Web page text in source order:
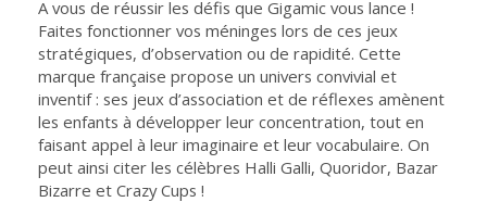
A vous de réussir les défis que Gigamic vous lance !
Faites fonctionner vos méninges lors de ces jeux
stratégiques, d’observation ou de rapidité. Cette
marque française propose un univers convivial et
inventif : ses jeux d’association et de réflexes amènent
les enfants à développer leur concentration, tout en
faisant appel à leur imaginaire et leur vocabulaire. On
peut ainsi citer les célèbres Halli Galli, Quoridor, Bazar
Bizarre et Crazy Cups !